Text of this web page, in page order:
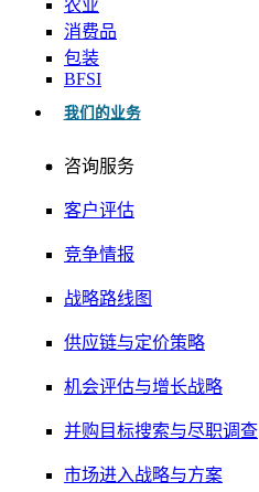
农业
消费品
包装
BFSI
我们的业务
咨询服务
客户评估
竞争情报
战略路线图
供应链与定价策略
机会评估与增长战略
并购目标搜索与尽职调查
市场进入战略与方案